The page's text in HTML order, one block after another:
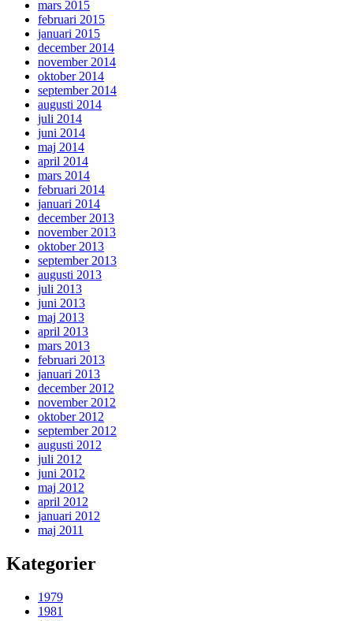
mars 2015
februari 2015
januari 2015
december 2014
november 2014
oktober 2014
september 2014
augusti 2014
juli 2014
juni 2014
maj 2014
april 2014
mars 2014
februari 2014
januari 2014
december 2013
november 2013
oktober 2013
september 2013
augusti 2013
juli 2013
juni 2013
maj 2013
april 2013
mars 2013
februari 2013
januari 2013
december 2012
november 2012
oktober 2012
september 2012
augusti 2012
juli 2012
juni 2012
maj 2012
april 2012
januari 2012
maj 2011
Kategorier
1979
1981